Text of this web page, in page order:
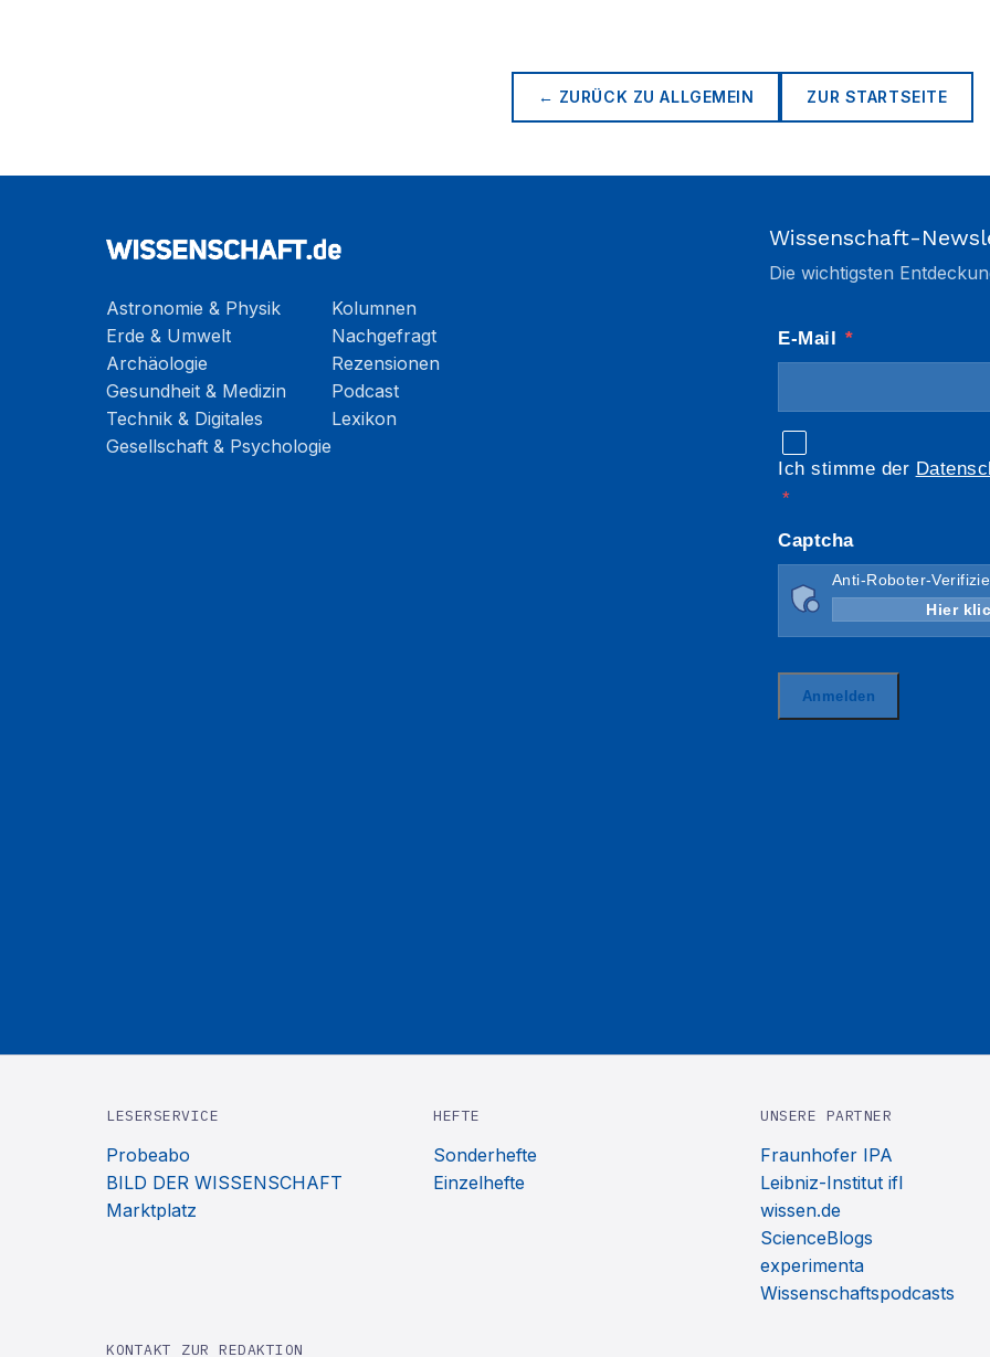
← ZURÜCK ZUALLGEMEIN ZUR STARTSEITE
Astronomie & Physik
Erde & Umwelt
Archäologie
Gesundheit & Medizin
Technik & Digitales
Gesellschaft & Psychologie
Kolumnen
Nachgefragt
Rezensionen
Podcast
Lexikon
Wissenschaft-
Die wichtigsten
LESERSERVICE
Probeabo
BILD DER WISSENSCHAFT
Marktplatz
HEFTE
Sonderhefte
Einzelhefte
UNSERE PARTNER
Fraunhofer IPA
Leibniz-Institut ifl
wissen.de
ScienceBlogs
experimenta
Wissenschaftspodcasts
KONTAKT ZUR REDAKTION